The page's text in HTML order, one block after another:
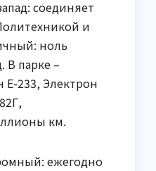
соединяет
и
ноль
В парке –
Е-233, Электрон
км.
ежегодно